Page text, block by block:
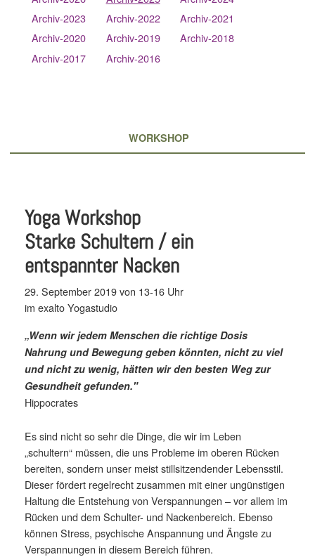
Archiv-2023
Archiv-2022
Archiv-2021
Archiv-2020
Archiv-2019
Archiv-2018
Archiv-2017
Archiv-2016
WORKSHOP
Yoga Workshop
Starke Schultern / ein
entspannter Nacken
29. September 2019 von 13-16 Uhr
im exalto Yogastudio
„Wenn wir jedem Menschen die richtige Dosis
Nahrung und Bewegung geben könnten, nicht zu viel
und nicht zu wenig, hätten wir den besten Weg zur
Gesundheit gefunden."
Hippocrates
Es sind nicht so sehr die Dinge, die wir im Leben
„schultern“ müssen, die uns Probleme im oberen Rücken
bereiten, sondern unser meist stillsitzendender Lebensstil.
Dieser fördert regelrecht zusammen mit einer ungünstigen
Haltung die Entstehung von Verspannungen – vor allem im
Rücken und dem Schulter- und Nackenbereich. Ebenso
können Stress, psychische Anspannung und Ängste zu
Verspannungen in diesem Bereich führen.